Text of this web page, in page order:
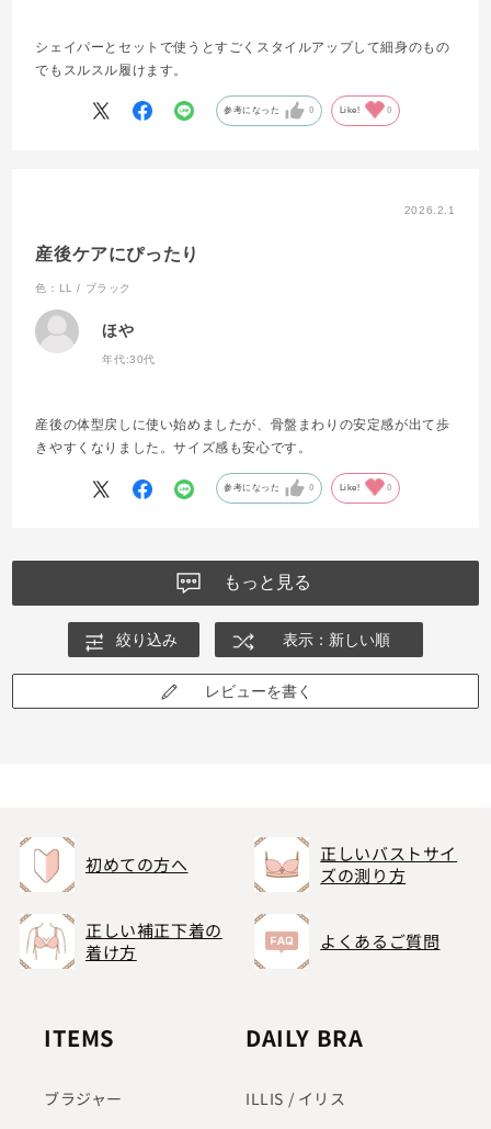
シェイパーとセットで使うとすごくスタイルアップして細身のもの
でもスルスル履けます。
参考になった 0 Like! 0
2026.2.1
産後ケアにぴったり
色：LL / ブラック
ほや
年代:30代
産後の体型戻しに使い始めましたが、骨盤まわりの安定感が出て歩
きやすくなりました。サイズ感も安心です。
参考になった 0 Like! 0
もっと見る
絞り込み 表示：新しい順
レビューを書く
初めての方へ
正しいバストサイ
ズの測り方
正しい補正下着の
着け方
よくあるご質問
ITEMS
ブラジャー
DAILY BRA
ILLIS / イリス